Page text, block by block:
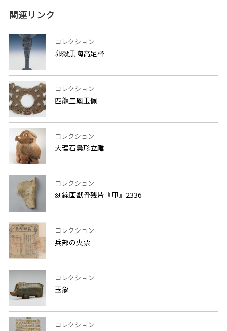
関連リンク
コレクション
卵殻黒陶高足杯
コレクション
四龍二鳳玉佩
コレクション
大理石梟形立雕
コレクション
刻線画獣骨残片『甲』2336
コレクション
兵部の火票
コレクション
玉象
コレクション